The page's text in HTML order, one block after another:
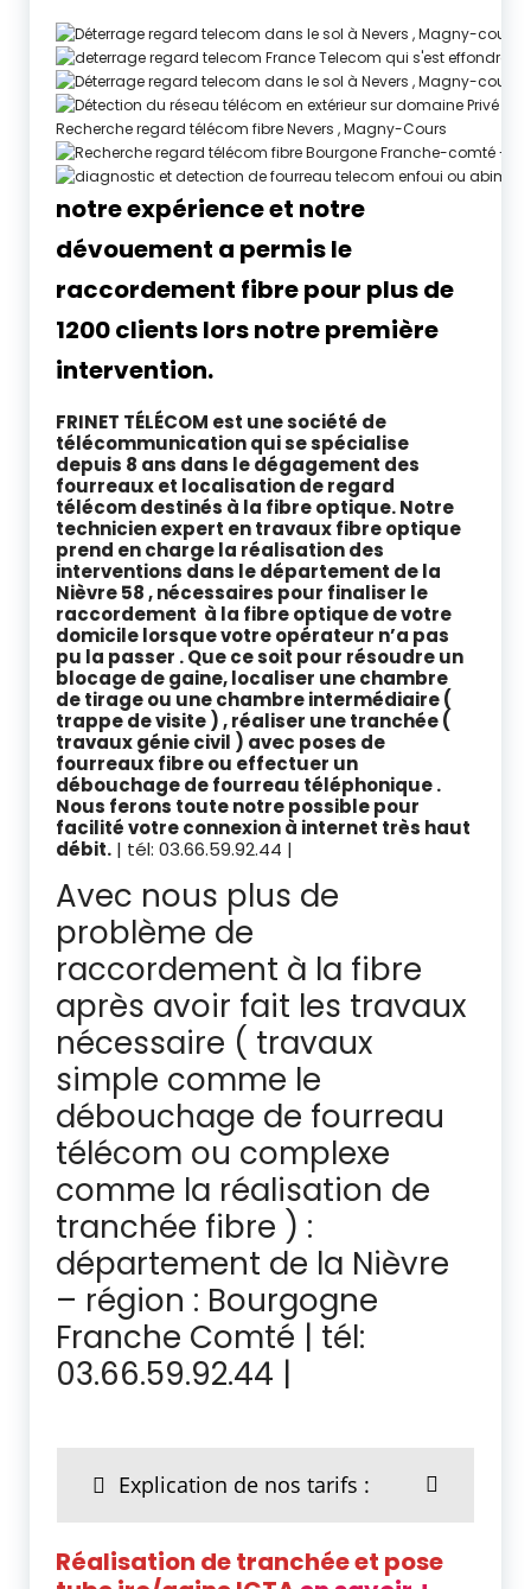
notre expérience et notre
dévouement a permis le
raccordement fibre pour plus de
1200 clients lors notre première
intervention.
FRINET TÉLÉCOM est une société de
télécommunication qui se spécialise
depuis 8 ans dans le dégagement des
fourreaux et localisation de regard
télécom destinés à la fibre optique. Notre
technicien expert en travaux fibre optique
prend en charge la réalisation des
interventions dans le département de la
Nièvre 58 , nécessaires pour finaliser le
raccordement à la fibre optique de votre
domicile lorsque votre opérateur n’a pas
pu la passer . Que ce soit pour résoudre un
blocage de gaine, localiser une chambre
de tirage ou une chambre intermédiaire (
trappe de visite ) , réaliser une tranchée (
travaux génie civil ) avec poses de
fourreaux fibre ou effectuer un
débouchage de fourreau téléphonique .
Nous ferons toute notre possible pour
facilité votre connexion à internet très haut
débit. | tél: 03.66.59.92.44 |
Avec nous plus de
problème de
raccordement à la fibre
après avoir fait les travaux
nécessaire ( travaux
simple comme le
débouchage de fourreau
télécom ou complexe
comme la réalisation de
tranchée fibre ) :
département de la Nièvre
– région : Bourgogne
Franche Comté | tél:
03.66.59.92.44 |
Explication de nos tarifs :
Réalisation de tranchée et pose